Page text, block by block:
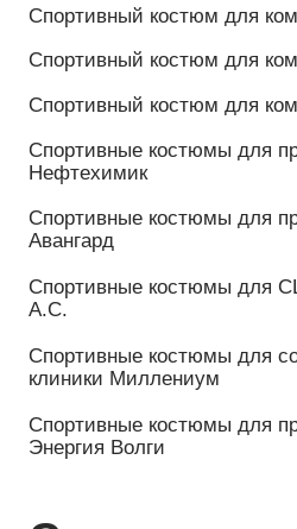
Футболки оверсайз для Томской
федерации волейбола
Футболки на заказ для компании
Футболка оверсайз YARD
Футболка для гоночной команды
Сызрань
Футболка оверсайз Lehto Group
Футболки для компании
чемпиона по дзюдо
Футболки для компании «Планета
Футболка для Салавата